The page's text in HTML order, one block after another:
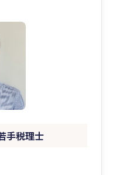
企業を元気にする
社を日本中に広
に、日々中小企業
す。
パートナーです！
手税理士